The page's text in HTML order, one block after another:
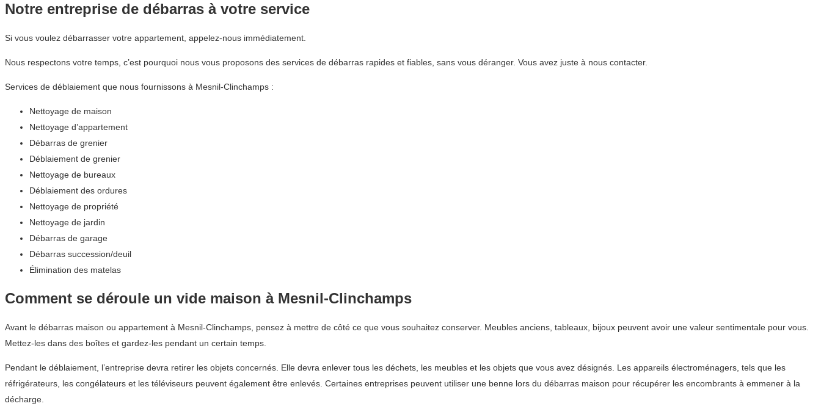
Notre entreprise de débarras à votre service
Si vous voulez débarrasser votre appartement, appelez-nous immédiatement.
Nous respectons votre temps, c’est pourquoi nous vous proposons des services de débarras rapides et fiables, sans vous déranger. Vous avez juste à nous contacter.
Services de déblaiement que nous fournissons à Mesnil-Clinchamps :
Nettoyage de maison
Nettoyage d’appartement
Débarras de grenier
Déblaiement de grenier
Nettoyage de bureaux
Déblaiement des ordures
Nettoyage de propriété
Nettoyage de jardin
Débarras de garage
Débarras succession/deuil
Élimination des matelas
Comment se déroule un vide maison à Mesnil-Clinchamps
Avant le débarras maison ou appartement à Mesnil-Clinchamps, pensez à mettre de côté ce que vous souhaitez conserver. Meubles anciens, tableaux, bijoux peuvent avoir une valeur sentimentale pour vous.
Mettez-les dans des boîtes et gardez-les pendant un certain temps.
Pendant le déblaiement, l’entreprise devra retirer les objets concernés. Elle devra enlever tous les déchets, les meubles et les objets que vous avez désignés. Les appareils électroménagers, tels que les
réfrigérateurs, les congélateurs et les téléviseurs peuvent également être enlevés. Certaines entreprises peuvent utiliser une benne lors du débarras maison pour récupérer les encombrants à emmener à la
décharge.